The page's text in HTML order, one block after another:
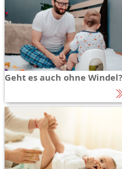
Geht es auch ohne Windel?